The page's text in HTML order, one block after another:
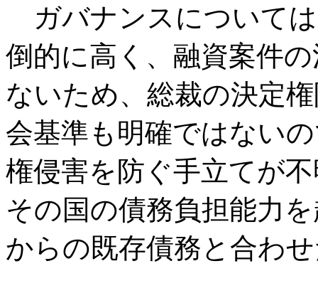
ガバナンスについて
倒的に高く、融資案件
ないため、総裁の決定
会基準も明確ではない
権侵害を防ぐ手立てが
その国の債務負担能力
からの既存債務と合わ